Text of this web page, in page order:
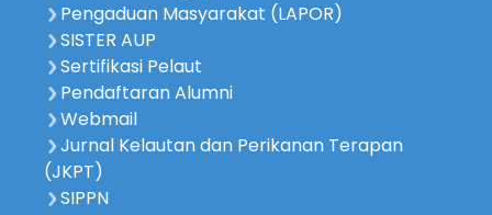
Pengaduan Masyarakat (LAPOR)
SISTER AUP
Sertifikasi Pelaut
Pendaftaran Alumni
Webmail
Jurnal Kelautan dan Perikanan Terapan
(JKPT)
SIPPN